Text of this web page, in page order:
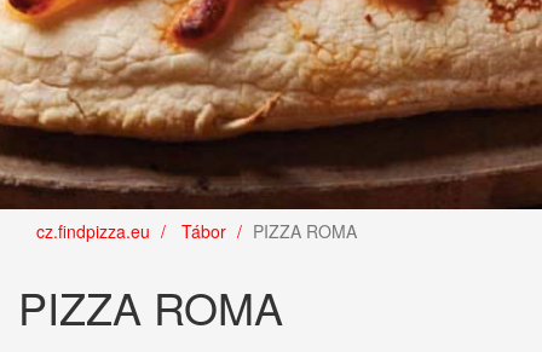
cz.findpizza.eu Tábor PIZZA ROMA
PIZZA ROMA